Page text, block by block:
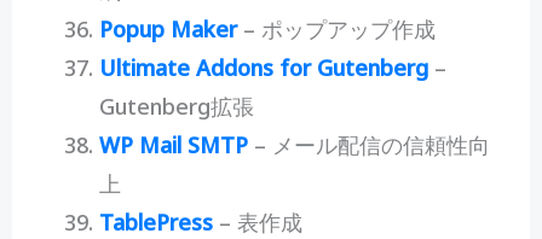
Popup Maker– ポップアップ作成
Ultimate Addons for Gutenberg–
Gutenberg拡張
WP Mail SMTP– メール配信の信頼性向
上
TablePress– 表作成